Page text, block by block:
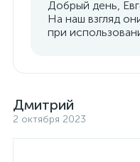
Добрый день,
На наш взгляд
при
Дмитрий
2 октября 2023